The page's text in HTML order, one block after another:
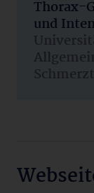
Thorax-
und